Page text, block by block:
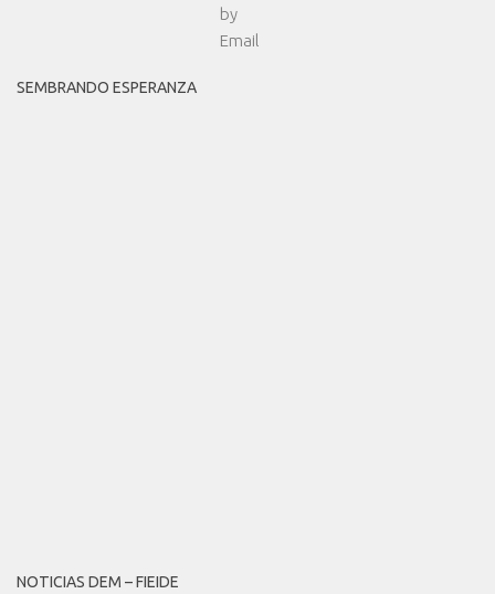
SEMBRANDO ESPERANZA
NOTICIAS DEM – FIEIDE